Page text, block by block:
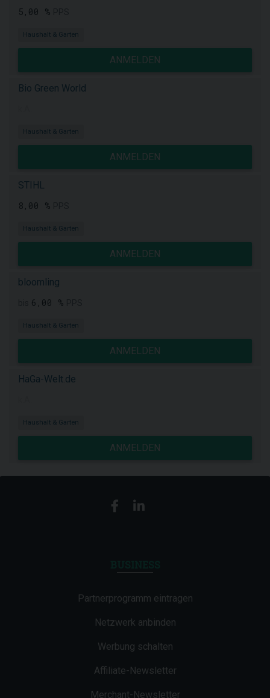
5,00 %
Haushalt & Garten
ANMELDEN
Bio Green World
Haushalt & Garten
ANMELDEN
STIHL
8,00 %
Haushalt & Garten
ANMELDEN
bloomling
6,00 %
Haushalt & Garten
ANMELDEN
HaGa-Welt.de
Haushalt & Garten
ANMELDEN
Partnerprogramm eintragen
Netzwerk anbinden
Werbung schalten
Affiliate-Newsletter
Merchant-Newsletter